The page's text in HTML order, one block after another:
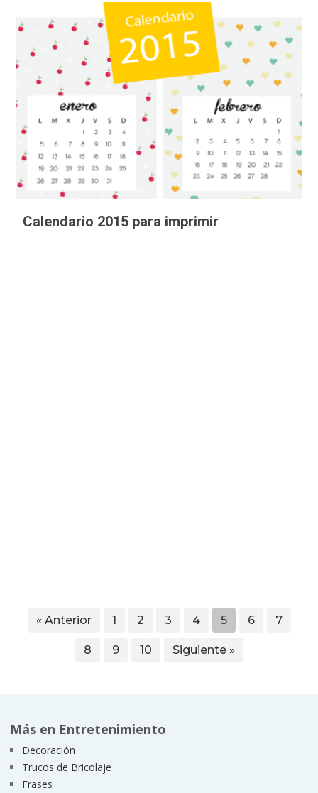
Calendario 2015 para imprimir
« Anterior 1 2 3 4 5 6 7
8 9 10 Siguiente »
Más en Entretenimiento
Decoración
Trucos de Bricolaje
Frases